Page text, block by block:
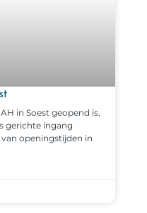
in Soest geopend is,
gerichte ingang
openingstijden in